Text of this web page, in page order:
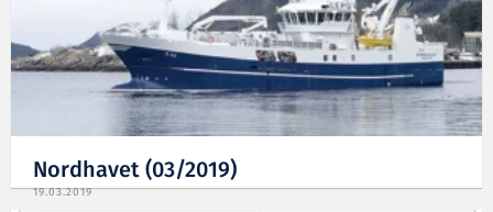
Nordhavet (03/2019)
19.03.2019